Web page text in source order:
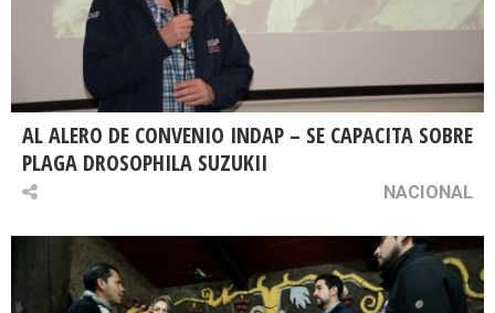
AL ALERO DE CONVENIO INDAP – SE CAPACITA SOBRE
PLAGA DROSOPHILA SUZUKII
NACIONAL